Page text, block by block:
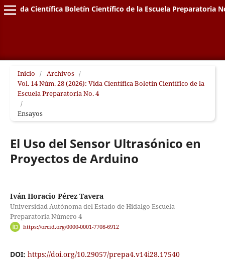
Vida Científica Boletín Científico de la Escuela Preparatoria
Inicio / Archivos /
Vol. 14 Núm. 28 (2026): Vida Científica Boletín Científico de la
Escuela Preparatoria No. 4
/
Ensayos
El Uso del Sensor Ultrasónico en
Proyectos de Arduino
Iván Horacio Pérez Tavera
Universidad Autónoma del Estado de Hidalgo Escuela
Preparatoria Número 4
https://orcid.org/0000-0001-7708-6912
DOI: https://doi.org/10.29057/prepa4.v14i28.17540